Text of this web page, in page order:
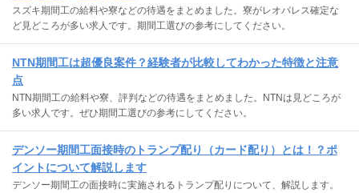
スズキ期間工の給料や寮などの待遇をまとめました。寮がレオパレス確定な
ど見どころが多い求人です。期間工選びの参考にしてください。
NTN期間工は超優良案件？経験者が比較してわかった特徴と注意
点
NTN期間工の給料や寮、評判などの待遇をまとめました。NTNは見どころが
多い求人です。ぜひ期間工選びの参考にしてください。
デンソー期間工面接時のトランプ配り（カード配り）とは！？ポ
イントについて解説します
デンソー期間工の面接時に実施されるトランプ配りについて、解説します。